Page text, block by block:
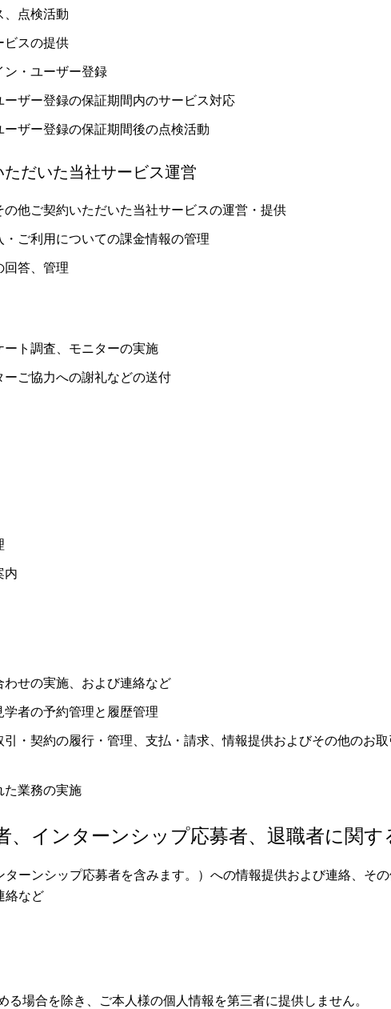
、点検活動
ビスの提供
ン・ユーザー登録
ザー登録の保証期間内のサービス対応
ザー登録の保証期間後の点検活動
だいた当社サービス運営
他ご契約いただいた当社サービスの運営・提供
ご利用についての課金情報の管理
回答、管理
ト調査、モニターの実施
ご協力への謝礼などの送付
内
せの実施、および連絡など
者の予約管理と履歴管理
・契約の履行・管理、支払・請求、情報提供およびその他のお
た業務の実施
、インターンシップ応募者、退職者に関す
ーンシップ応募者を含みます。）への情報提供および連絡、そ
絡など
る場合を除き、ご本人様の個人情報を第三者に提供しません。